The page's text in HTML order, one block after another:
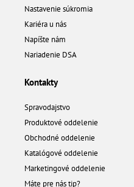
Nastavenie súkromia
Kariéra u nás
Napíšte nám
Nariadenie DSA
Kontakty
Spravodajstvo
Produktové oddelenie
Obchodné oddelenie
Katalógové oddelenie
Marketingové oddelenie
Máte pre nás tip?